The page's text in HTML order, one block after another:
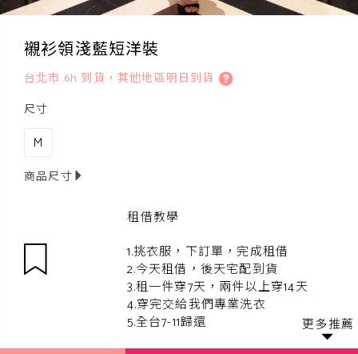
襯衫領淺藍短洋裝
台北市 6h 到貨，其他地區明日到貨
尺寸
M
商品尺寸
租借教學
1.挑衣服，下訂單，完成租借
2.今天租借，後天宅配到貨
3.租一件穿7天，兩件以上穿14天
4.穿完交給我們專業洗衣
5.全台7-11歸還
更多推薦